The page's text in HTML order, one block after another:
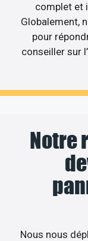
complet et
Globalement,
pour
conseiller sur
Notre
Nous nous